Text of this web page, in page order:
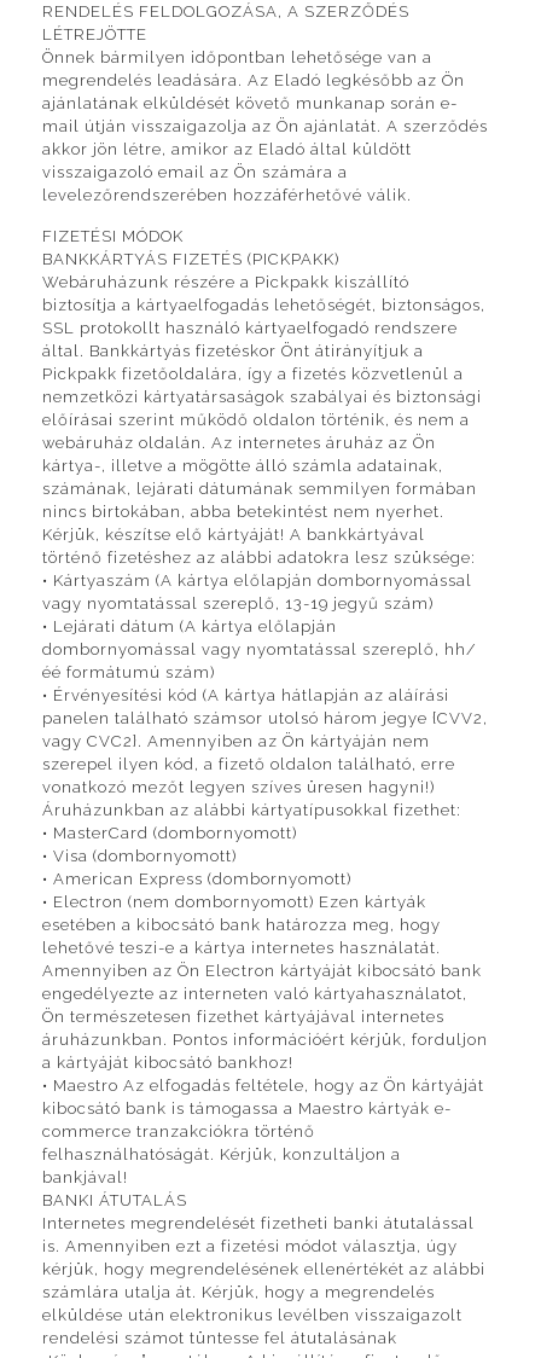
RENDELÉS FELDOLGOZÁSA, A SZERZŐDÉS
LÉTREJÖTTE
Önnek bármilyen időpontban lehetősége van a
megrendelés leadására. Az Eladó legkésőbb az Ön
ajánlatának elküldését követő munkanap során e-
mail útján visszaigazolja az Ön ajánlatát. A szerződés
akkor jön létre, amikor az Eladó által küldött
visszaigazoló email az Ön számára a
levelezőrendszerében hozzáférhetővé válik.
FIZETÉSI MÓDOK
BANKKÁRTYÁS FIZETÉS (PICKPAKK)
Webáruházunk részére a Pickpakk kiszállító
biztosítja a kártyaelfogadás lehetőségét, biztonságos,
SSL protokollt használó kártyaelfogadó rendszere
által. Bankkártyás fizetéskor Önt átirányítjuk a
Pickpakk fizetőoldalára, így a fizetés közvetlenül a
nemzetközi kártyatársaságok szabályai és biztonsági
előírásai szerint működő oldalon történik, és nem a
webáruház oldalán. Az internetes áruház az Ön
kártya-, illetve a mögötte álló számla adatainak,
számának, lejárati dátumának semmilyen formában
nincs birtokában, abba betekintést nem nyerhet.
Kérjük, készítse elő kártyáját! A bankkártyával
történő fizetéshez az alábbi adatokra lesz szüksége:
• Kártyaszám (A kártya előlapján dombornyomással
vagy nyomtatással szereplő, 13-19 jegyű szám)
• Lejárati dátum (A kártya előlapján
dombornyomással vagy nyomtatással szereplő, hh/
éé formátumú szám)
• Érvényesítési kód (A kártya hátlapján az aláírási
panelen található számsor utolsó három jegye {CVV2,
vagy CVC2}. Amennyiben az Ön kártyáján nem
szerepel ilyen kód, a fizető oldalon található, erre
vonatkozó mezőt legyen szíves üresen hagyni!)
Áruházunkban az alábbi kártyatípusokkal fizethet:
• MasterCard (dombornyomott)
• Visa (dombornyomott)
• American Express (dombornyomott)
• Electron (nem dombornyomott) Ezen kártyák
esetében a kibocsátó bank határozza meg, hogy
lehetővé teszi-e a kártya internetes használatát.
Amennyiben az Ön Electron kártyáját kibocsátó bank
engedélyezte az interneten való kártyahasználatot,
Ön természetesen fizethet kártyájával internetes
áruházunkban. Pontos információért kérjük, forduljon
a kártyáját kibocsátó bankhoz!
• Maestro Az elfogadás feltétele, hogy az Ön kártyáját
kibocsátó bank is támogassa a Maestro kártyák e-
commerce tranzakciókra történő
felhasználhatóságát. Kérjük, konzultáljon a
bankjával!
BANKI ÁTUTALÁS
Internetes megrendelését fizetheti banki átutalással
is. Amennyiben ezt a fizetési módot választja, úgy
kérjük, hogy megrendelésének ellenértékét az alábbi
számlára utalja át. Kérjük, hogy a megrendelés
elküldése után elektronikus levélben visszaigazolt
rendelési számot tüntesse fel átutalásának